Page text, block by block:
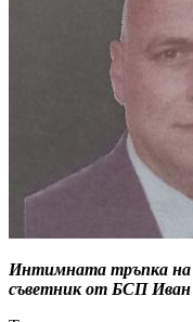
Интимната тръпка на
съветник от БСП Иван